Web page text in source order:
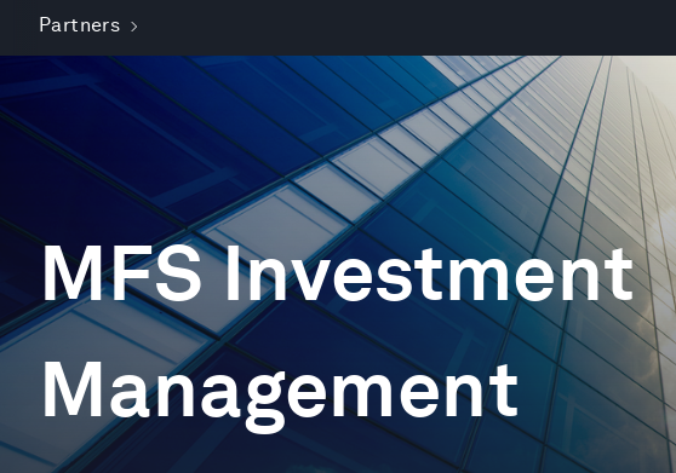
Partners
MFS Investment
Management